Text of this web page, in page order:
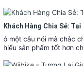
Khách Hàng Chia Sẻ:
ó một câu nói mà chắc
hiểu sản phẩm tốt hơn